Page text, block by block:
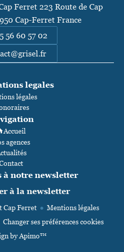
Ferret 223 Route de Cap
Cap-Ferret France
56 60 57 02
legales
légales
Accueil
agences
à notre newsletter
à la newsletter
Cap Ferret
Mentions légales
Changer ses préférences cookies
byApimo™